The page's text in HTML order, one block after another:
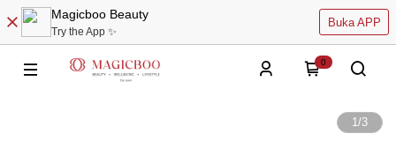
Magicboo Beauty
Try the App ✨
Buka APP
0
1/3